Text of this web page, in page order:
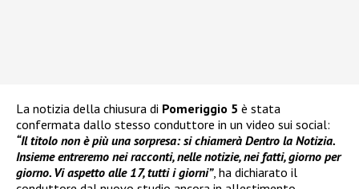
La notizia della chiusura di Pomeriggio 5 è stata
confermata dallo stesso conduttore in un video sui social:
“Il titolo non è più una sorpresa: si chiamerà Dentro la Notizia.
Insieme entreremo nei racconti, nelle notizie, nei fatti, giorno per
giorno. Vi aspetto alle 17, tutti i giorni”, ha dichiarato il